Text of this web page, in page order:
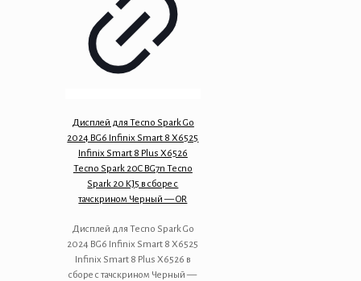
Дисплей для Tecno Spark Go
2024 BG6 Infinix Smart 8 X6525
Infinix Smart 8 Plus X6526
Tecno Spark 20C BG7n Tecno
Spark 20 KJ5 в сборе с
тачскрином Черный — OR
Дисплей для Tecno Spark Go
2024 BG6 Infinix Smart 8 X6525
Infinix Smart 8 Plus X6526 в
сборе с тачскрином Черный —